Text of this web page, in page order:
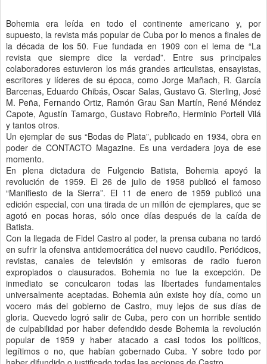
Bohemia era leída en todo el continente americano y, por
supuesto, la revista más popular de Cuba por lo menos a finales de
la década de los 50. Fue fundada en 1909 con el lema de “La
revista que siempre dice la verdad”. Entre sus principales
colaboradores estuvieron los más grandes articulistas, ensayistas,
escritores y líderes de su época, como Jorge Mañach, R. García
Barcenas, Eduardo Chibás, Oscar Salas, Gustavo G. Sterling, José
M. Peña, Fernando Ortiz, Ramón Grau San Martín, René Méndez
Capote, Agustín Tamargo, Gustavo Robreño, Herminio Portell Vilá
y tantos otros.
Un ejemplar de sus “Bodas de Plata”, publicado en 1934, obra en
poder de CONTACTO Magazine. Es una verdadera joya de ese
momento.
En plena dictadura de Fulgencio Batista, Bohemia apoyó la
revolución de 1959. El 26 de julio de 1958 publicó el famoso
“Manifiesto de la Sierra”. El 11 de enero de 1959 publicó una
edición especial, con una tirada de un millón de ejemplares, que se
agotó en pocas horas, sólo once días después de la caída de
Batista.
Con la llegada de Fidel Castro al poder, la prensa cubana no tardó
en sufrir la ofensiva antidemocrática del nuevo caudillo. Periódicos,
revistas, canales de televisión y emisoras de radio fueron
expropiados o clausurados. Bohemia no fue la excepción. De
inmediato se conculcaron todas las libertades fundamentales
universalmente aceptadas. Bohemia aún existe hoy día, como un
vocero más del gobierno de Castro, muy lejos de sus días de
gloria. Quevedo logró salir de Cuba, pero con un horrible sentido
de culpabilidad por haber defendido desde Bohemia la revolución
popular de 1959 y haber atacado a casi todos los políticos,
legítimos o no, que habían gobernado Cuba. Y sobre todo por